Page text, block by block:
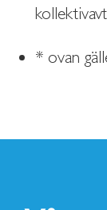
* ovan